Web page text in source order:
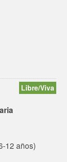
Libre/Viva
12 años)